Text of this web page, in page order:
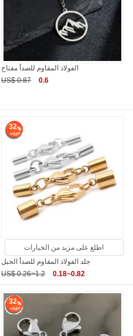
الفولاذ المقاوم للصدأ مفتاح
US$ 0.87
0.6
32
اطلع على مزيد من الخيارات
جلد الفولاذ المقاوم للصدأ الحبل
US$ 0.26~1.2
0.18~0.82
32